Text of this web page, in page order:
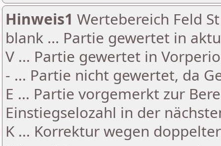
Hinweis1 Wertebereich Feld
blank ... Partie gewertet in
V ... Partie gewertet in
- ... Partie nicht gewertet, da
E ... Partie vorgemerkt zur
Einstiegselozahl in der
K ... Korrektur wegen